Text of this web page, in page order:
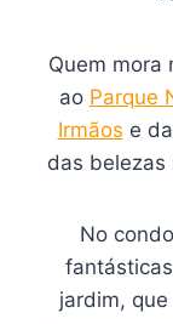
Quem mora
ao Parque
Irmãos e da
das belezas
No
jardim,